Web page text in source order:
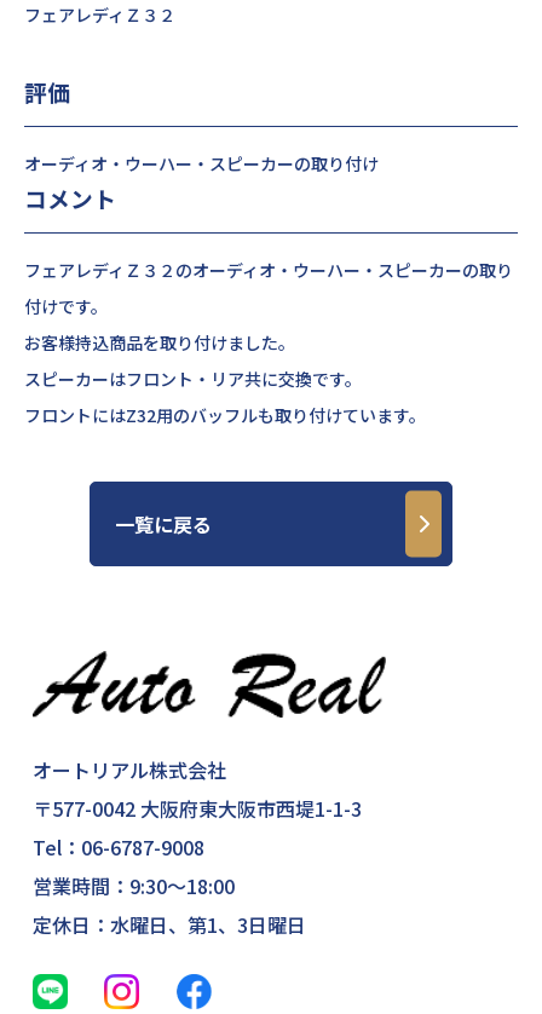
フェアレディＺ３２
評価
オーディオ・ウーハー・スピーカーの取り付け
コメント
フェアレディＺ３２のオーディオ・ウーハー・スピーカーの取り
付けです。
お客様持込商品を取り付けました。
スピーカーはフロント・リア共に交換です。
フロントにはZ32用のバッフルも取り付けています。
一覧に戻る
オートリアル株式会社
〒577-0042 大阪府東大阪市西堤1-1-3
Tel： 06-6787-9008
営業時間：9:30～18:00
定休日：水曜日、第1、3日曜日